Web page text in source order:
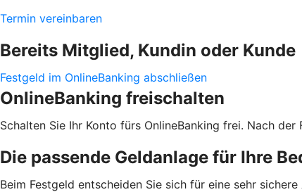
Termin vereinbaren
Bereits Mitglied, Kundin oder Kunde
Festgeld im OnlineBanking abschließen
OnlineBanking freischalten
Schalten Sie Ihr Konto fürs OnlineBanking frei. Nach
Die passende Geldanlage für Ihre
Beim Festgeld entscheiden Sie sich für eine sehr